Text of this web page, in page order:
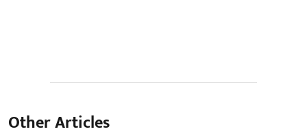
Other Articles